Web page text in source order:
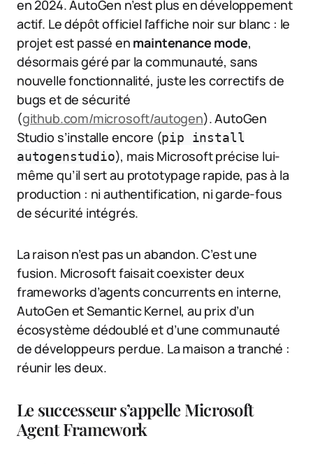
en 2024. AutoGen n’est plus en développement
actif. Le dépôt officiel l’affiche noir sur blanc : le
projet est passé en maintenance mode,
désormais géré par la communauté, sans
nouvelle fonctionnalité, juste les correctifs de
bugs et de sécurité
(github.com/microsoft/autogen). AutoGen
Studio s’installe encore (pip install
autogenstudio), mais Microsoft précise lui-
même qu’il sert au prototypage rapide, pas à la
production : ni authentification, ni garde-fous
de sécurité intégrés.
La raison n’est pas un abandon. C’est une
fusion. Microsoft faisait coexister deux
frameworks d’agents concurrents en interne,
AutoGen et Semantic Kernel, au prix d’un
écosystème dédoublé et d’une communauté
de développeurs perdue. La maison a tranché :
réunir les deux.
Le successeur s’appelle Microsoft
Agent Framework